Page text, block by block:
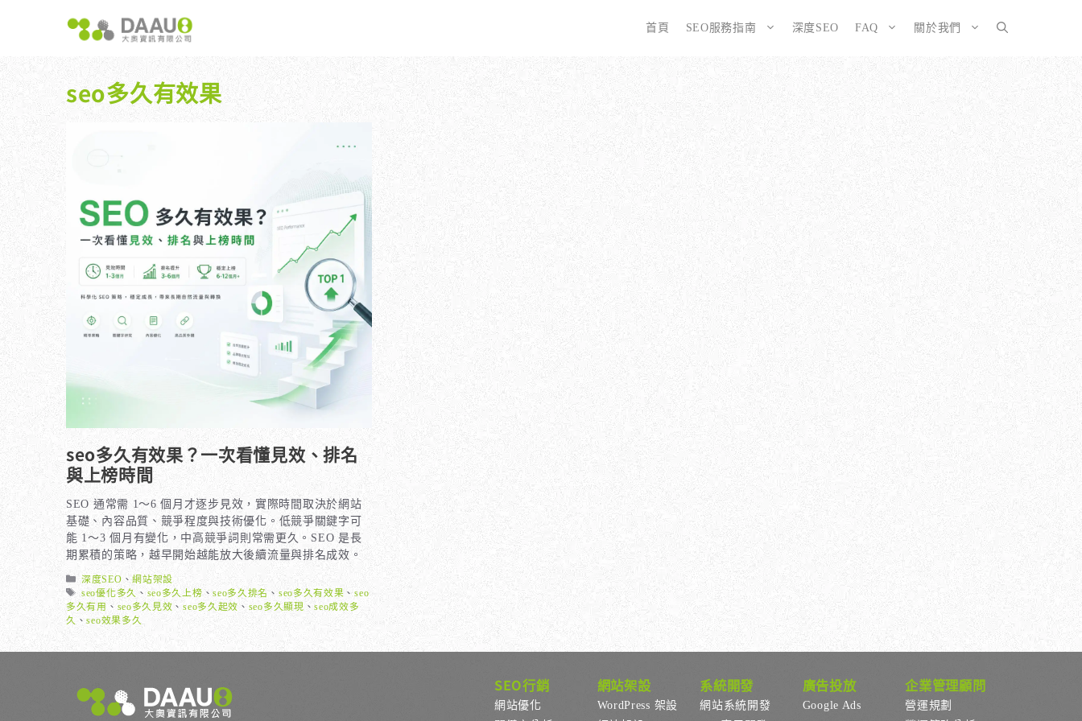
內
首頁 SEO服務指南
大奧獨家 AISEO矩陣系統｜SEO自動化輕鬆佈局關鍵字
八大專業SEO服務：網站流量快速成長
維基百科：提升品牌形象與SEO的雙贏策略
網站系統開發：打造高效能業務需求的網站
全面優化網站語法：提升SEO表現
調整SEO關鍵字分布：精準地收錄
大奧專業寫手團隊：賦予深度與價值
行動優化與語法微調：搜尋引擎更愛
為SEO而生的網站
選擇CMS或客製化網站：為您的打造完美SEO網站
WordPress 架設與 SEO 優化完整方案
SEO網站改造：您的舊網站是否正在拖累排名？
SEO網站維護與長期優化
深度SEO FAQ
如何開始 SEO？新手指南
SEO 的定義與基本概念
什麼是白帽SEO、灰帽SEO與黑帽SEO？
我們提供哪些 SEO 服務？
SEO 優化的具體流程是什麼？
廣告行銷基礎知識
廣告平台與策略選擇
Google Ads 和 Facebook 廣告有什麼不
預算與效益管理
廣告投放後如何追蹤成效？
大奧資訊的網站架設服務包含哪些項目？
如何確保網站符合 SEO 標準？
網站架構與技術 SEO 優化
響應式設計的優勢
關於我們
seo多久有效果
seo多久有效果？一次看懂見效、排名
與上榜時間
SEO 通常需 1～6 個月才逐步見效，實際時間取決於網站
基礎、內容品質、競爭程度與技術優化。低競爭關鍵字可
能 1～3 個月有變化，中高競爭詞則常需更久。SEO 是長
期累積的策略，越早開始越能放大後續流量與排名成效。
分
類
深度SEO 、網站架設
標
籤
seo優化多久 、 seo多久上榜 、seo多久排名 、 seo多久有效果 、seo
多久有用 、 seo多久見效 、seo多久起效 、 seo多久顯現 、seo成效多
久 、seo效果多久
SEO行銷
網站優化
網站架設
WordPress 架設
系統開發
網站系統開發
廣告投放
Google Ads
企業管理顧問
營運規劃